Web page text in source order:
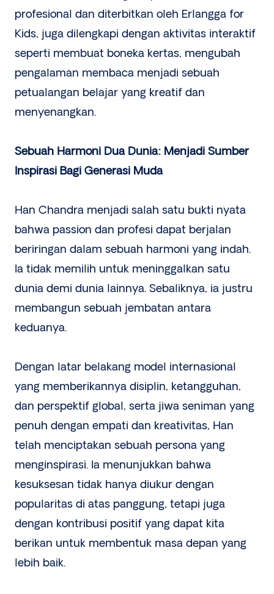
profesional dan diterbitkan oleh Erlangga for
Kids, juga dilengkapi dengan aktivitas interaktif
seperti membuat boneka kertas, mengubah
pengalaman membaca menjadi sebuah
petualangan belajar yang kreatif dan
menyenangkan.
Sebuah Harmoni Dua Dunia: Menjadi Sumber
Inspirasi Bagi Generasi Muda
Han Chandra menjadi salah satu bukti nyata
bahwa passion dan profesi dapat berjalan
beriringan dalam sebuah harmoni yang indah.
Ia tidak memilih untuk meninggalkan satu
dunia demi dunia lainnya. Sebaliknya, ia justru
membangun sebuah jembatan antara
keduanya.
Dengan latar belakang model internasional
yang memberikannya disiplin, ketangguhan,
dan perspektif global, serta jiwa seniman yang
penuh dengan empati dan kreativitas, Han
telah menciptakan sebuah persona yang
menginspirasi. Ia menunjukkan bahwa
kesuksesan tidak hanya diukur dengan
popularitas di atas panggung, tetapi juga
dengan kontribusi positif yang dapat kita
berikan untuk membentuk masa depan yang
lebih baik.